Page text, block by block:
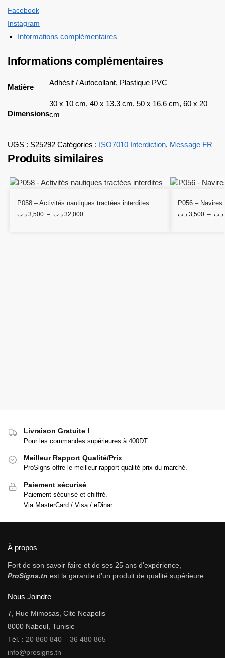
Facebook
Instagram
Informations complémentaires
Informations complémentaires
Matière
Adhésif / Autocollant, Plastique PVC
Dimensions
30 x 10 cm, 40 x 13.3 cm, 50 x 16.6 cm, 60 x 20
cm
UGS : S25292 Catégories : ISO7010 Interdiction, Message FR
Produits similaires
P058 – Activités nautiques tractées interdites
3,500 د.ت – 32,000 د.ت
P056 –
3,500 د.ت – د.ت
Livraison Gratuite !
Pour les commandes supérieures à 400DT.
Meilleur Rapport Qualité/Prix
ProSigns offre le meilleur rapport qualité prix du marché.
Paiement sécurisé
Paiement sécurisé et chiffré.
Via MasterCard / Visa / eDinar.
À propos
Fort de son savoir-faire et de ses 25 ans d’expérience,
ProSigns.tn est la garantie d’un produit de qualité supérieure.
Nous Joindre
7, Rue Mimosas, Cite Neapolis
8000 Nabeul, Tunisie
Tél. : 20 860 840 – 36 480 865
info@prosigns.tn